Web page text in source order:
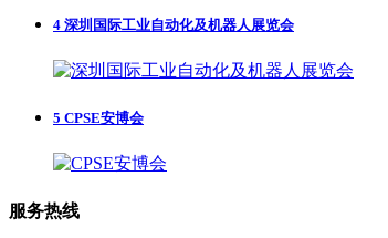
4 深圳国际工业自动化及机器人展览会
5 CPSE安博会
服务热线